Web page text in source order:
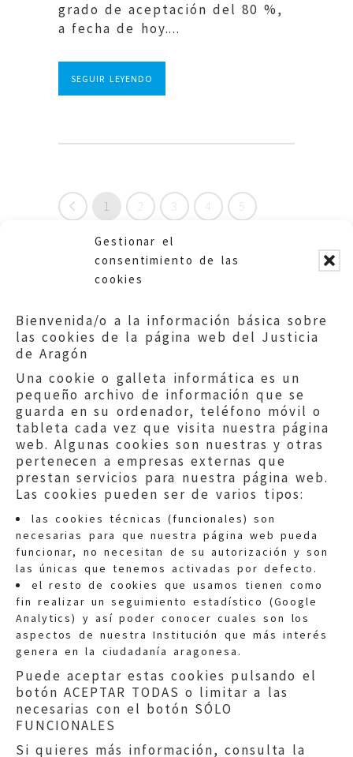
Gestionar el
consentimiento de las
cookies
Bienvenida/o a la información básica sobre
las cookies de la página web del Justicia
de Aragón
Una cookie o galleta informática es un
pequeño archivo de información que se
guarda en su ordenador, teléfono móvil o
tableta cada vez que visita nuestra página
web. Algunas cookies son nuestras y otras
pertenecen a empresas externas que
prestan servicios para nuestra página web.
Las cookies pueden ser de varios tipos:
las cookies técnicas (funcionales) son
necesarias para que nuestra página web pueda
funcionar, no necesitan de su autorización y son
las únicas que tenemos activadas por defecto.
el resto de cookies que usamos tienen como
fin realizar un seguimiento estadístico (Google
Analytics) y así poder conocer cuales son los
aspectos de nuestra Institución que más interés
genera en la ciudadanía aragonesa.
Puede aceptar estas cookies pulsando el
botón ACEPTAR TODAS o limitar a las
necesarias con el botón SÓLO
FUNCIONALES
Si quieres más información, consulta la
grado de aceptación del 80 %,
a fecha de hoy....
SEGUIR LEYENDO
1 2 3 4
5
7 8 9
13 14 15 16
17
Quejas:quejas@eljusticiadearagon.es
Información general:
informacion@eljusticiadearagon.es
Teléfonos:900 210 210/